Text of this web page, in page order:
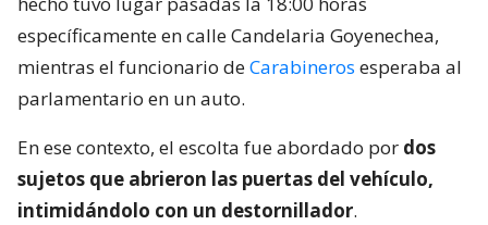
específicamente en calle Candelaria Goyenechea,
mientras el funcionario deCarabineros esperaba al
parlamentario en un auto.
En ese contexto, el escolta fue abordado por dos
sujetos que abrieron las puertas del vehículo,
intimidándolo con un destornillador.